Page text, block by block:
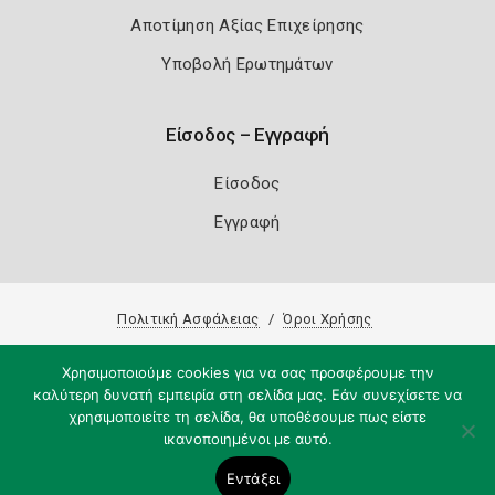
Αποτίμηση Αξίας Επιχείρησης
Υποβολή Ερωτημάτων
Είσοδος – Εγγραφή
Είσοδος
Εγγραφή
Πολιτική Ασφάλειας Όροι Χρήσης
Χρησιμοποιούμε cookies για να σας προσφέρουμε την
καλύτερη δυνατή εμπειρία στη σελίδα μας. Εάν συνεχίσετε να
χρησιμοποιείτε τη σελίδα, θα υποθέσουμε πως είστε
ικανοποιημένοι με αυτό.
Εντάξει